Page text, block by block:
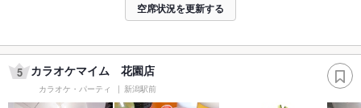
空席状況を更新する
5 カラオケマイム 花園店
カラオケ・パーティ 新潟駅前